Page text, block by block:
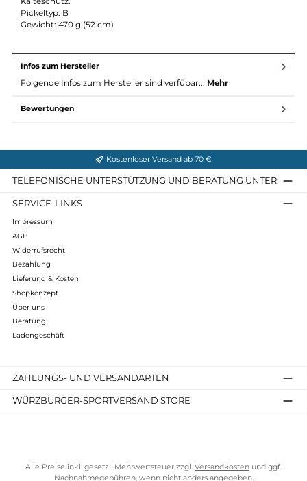
modernen Bergsteigen. Der "neue" Summit bietet einen
technischen Ansatz. Für die Verwendung im steilen, vereisten
Gelände bietet der gebogene Schaft den nötigen Freiraum.
besondere Schaftbeschichtung sorgt für einen guten
Kälteschutz.
Gewicht: 470 g (52 cm)
Infos zum Hersteller
Folgende Infos zum Hersteller sind verfübar... Mehr
Bewertungen
TELEFONISCHE UNTERSTÜTZUNG UND BERATUNG
SERVICE-LINKS
Bezahlung